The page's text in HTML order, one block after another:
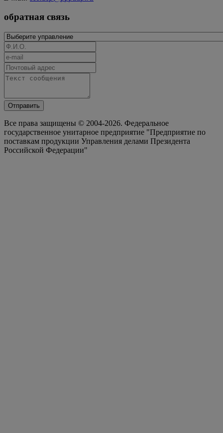
обратная связь
Отправить
Все права защищены © 2004-2026. Федеральное
государственное унитарное предприятие "Предприятие по
поставкам продукции Управления делами Президента
Российской Федерации"